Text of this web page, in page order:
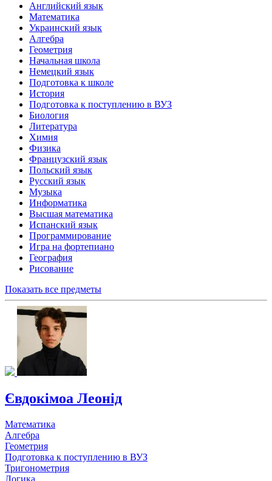
Английский язык
Математика
Украинский язык
Алгебра
Геометрия
Начальная школа
Немецкий язык
Подготовка к школе
История
Подготовка к поступлению в ВУЗ
Биология
Литература
Химия
Физика
Французский язык
Польский язык
Русский язык
Музыка
Информатика
Высшая математика
Испанский язык
Программирование
Игра на фортепиано
География
Рисование
Показать все предметы
Євдокімоа Леонід
Математика
Алгебра
Геометрия
Подготовка к поступлению в ВУЗ
Тригонометрия
Логика